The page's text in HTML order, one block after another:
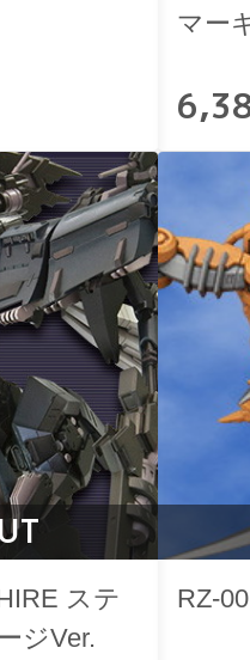
マー
ステ
ジVer.
RZ-